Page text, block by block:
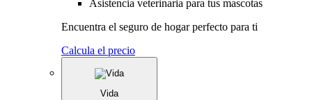
Asistencia veterinaria para tus mascotas
Encuentra el seguro de hogar perfecto para ti
Calcula el precio
Vida